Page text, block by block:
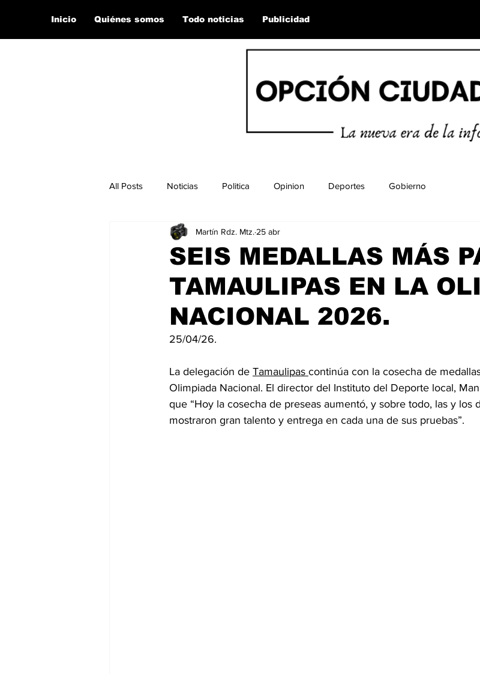
Inicio Quiénes somos Todo noticias Publicidad
All Posts Noticias Politica Opinion Deportes Gobierno
SEIS MEDALLAS MÁS
TAMAULIPAS EN LA
NACIONAL 2026.
Martín Rdz. Mtz. 25 abr
25/04/26.
La delegación de Tamaulipas continúa con la cosecha de
Olimpiada Nacional. El director del Instituto del Deporte local,
que “Hoy la cosecha de preseas aumentó, y sobre todo, las y los
mostraron gran talento y entrega en cada una de sus pruebas”.